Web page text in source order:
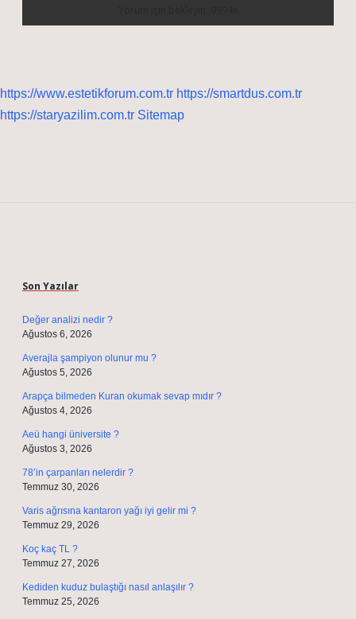
https://www.estetikforum.com.tr https://smartdus.com.tr
https://staryazilim.com.tr Sitemap
Son Yazılar
Değer analizi nedir ?
Ağustos 6, 2026
Averajla şampiyon olunur mu ?
Ağustos 5, 2026
Arapça bilmeden Kuran okumak sevap mıdır ?
Ağustos 4, 2026
Aeü hangi üniversite ?
Ağustos 3, 2026
78’in çarpanları nelerdir ?
Temmuz 30, 2026
Varis ağrısına kantaron yağı iyi gelir mi ?
Temmuz 29, 2026
Koç kaç TL ?
Temmuz 27, 2026
Kediden kuduz bulaştığı nasıl anlaşılır ?
Temmuz 25, 2026